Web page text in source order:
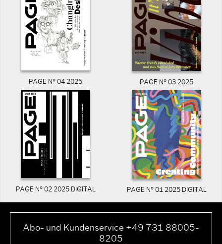
PAGE N° 04 2025 PAGE N° 03 2025
PAGE N° 02 2025 DIGITAL PAGE N° 01 2025 DIGITAL
Abo- und Kundenservice +49 731 88005-
8205